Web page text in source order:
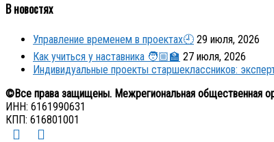
В новостях
Управление временем в проектах🕘 29 июля, 2026
Как учиться у наставника 🧑🏼‍🏫 27 июля, 2026
Индивидуальные проекты старшеклассников:
©Все права защищены. Межрегиональная общественная
ИНН: 6161990631
КПП: 616801001